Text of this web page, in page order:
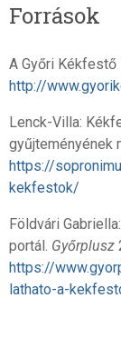
Források
A Győri Kékfestő
http://
Lenck-Villa:
gyűjteményének
https://
kekfestok/
Földvári
portál. Győrplusz
https://
lathato-a-